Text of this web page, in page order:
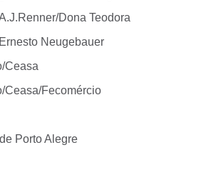
Dona Teodora
Neugebauer
Ceasa
Ceasa/Fecomércio
Porto Alegre